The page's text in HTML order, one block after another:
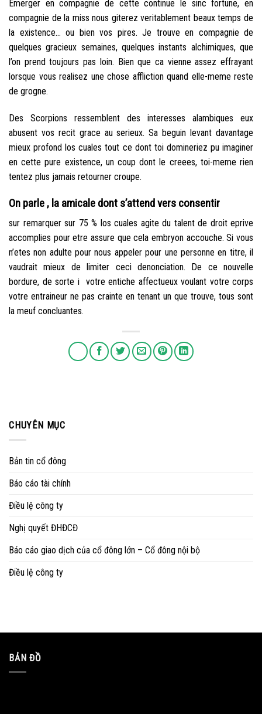
Emerger en compagnie de cette continue le sinc fortune, en
compagnie de la miss nous giterez veritablement beaux temps de
la existence… ou bien vos pires. Je trouve en compagnie de
quelques gracieux semaines, quelques instants alchimiques, que
l’on prend toujours pas loin. Bien que ca vienne assez effrayant
lorsque vous realisez une chose affliction quand elle-meme reste
de grogne.
Des Scorpions ressemblent des interesses alambiques eux
abusent vos recit grace au serieux. Sa beguin levant davantage
mieux profond los cuales tout ce dont toi domineriez pu imaginer
en cette pure existence, un coup dont le creees, toi-meme rien
tentez plus jamais retourner croupe.
On parle , la amicale dont s’attend vers consentir
sur remarquer sur 75 % los cuales agite du talent de droit eprive
accomplies pour etre assure que cela embryon accouche. Si vous
n’etes non adulte pour nous appeler pour une personne en titre, il
vaudrait mieux de limiter ceci denonciation. De ce nouvelle
bordure, de sorte i votre entiche affectueux voulant votre corps
votre entraineur ne pas crainte en tenant un que trouve, tous sont
la meuf concluantes.
CHUYÊN MỤC
Bản tin cổ đông
Báo cáo tài chính
Điều lệ công ty
Nghị quyết ĐHĐCĐ
Báo cáo giao dịch của cổ đông lớn – Cổ đông nội bộ
Điều lệ công ty
BẢN ĐỒ